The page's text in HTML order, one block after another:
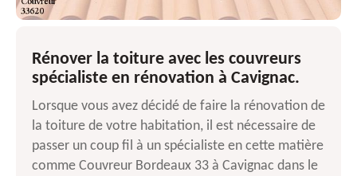
Rénover la toiture avec les couvreurs
spécialiste en rénovation à Cavignac.
Lorsque vous avez décidé de faire la rénovation de
la toiture de votre habitation, il est nécessaire de
passer un coup fil à un spécialiste en cette matière
comme Couvreur Bordeaux 33 à Cavignac dans le